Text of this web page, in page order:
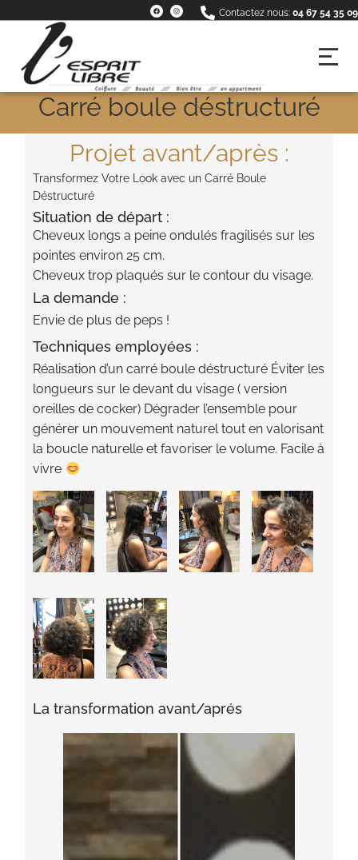
Contactez nous: 04 67 54 35 09
Carré boule déstructuré
Projet avant/après :
Transformez Votre Look avec un Carré Boule
Déstructuré
Situation de départ :
Cheveux longs a peine ondulés fragilisés sur les
pointes environ 25 cm.
Cheveux trop plaqués sur le contour du visage.
La demande :
Envie de plus de peps !
Techniques employées :
Réalisation d’un carré boule déstructuré Éviter les
longueurs sur le devant du visage ( version
oreilles de cocker) Dégrader l’ensemble pour
générer un mouvement naturel tout en valorisant
la boucle naturelle et favoriser le volume. Facile à
vivre
La transformation avant/aprés